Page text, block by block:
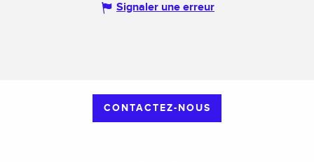
Signaler une erreur
CONTACTEZ-NOUS